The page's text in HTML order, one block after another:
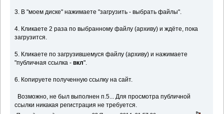
3. В "моем диске" нажимаете "загрузить - выбрать файлы".
4. Кликаете 2 раза по выбранному файлу (архиву) и ждёте, пока
загрузится.
5. Кликаете по загрузившемуся файлу (архиву) и нажимаете
"публичная ссылка -вкл".
6. Копируете полученную ссылку на сайт.
Возможно, не был выполнен п.5... Для просмотра публичной
ссылки никакая регистрация не требуется.